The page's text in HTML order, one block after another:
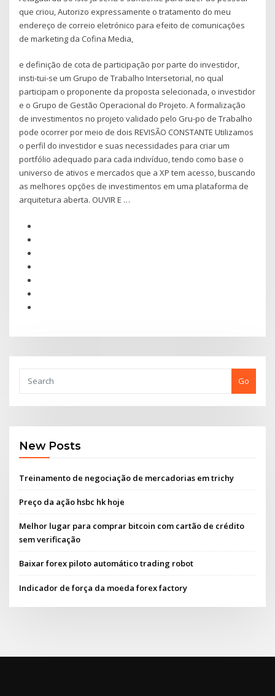
que criou, Autorizo expressamente o tratamento do meu
endereço de correio eletrónico para efeito de comunicações
de marketing da Cofina Media,
e definição de cota de participação por parte do investidor,
insti-tui-se um Grupo de Trabalho Intersetorial, no qual
participam o proponente da proposta selecionada, o investidor
e o Grupo de Gestão Operacional do Projeto. A formalização
de investimentos no projeto validado pelo Gru-po de Trabalho
pode ocorrer por meio de dois REVISÃO CONSTANTE Utilizamos
o perfil do investidor e suas necessidades para criar um
portfólio adequado para cada indivíduo, tendo como base o
universo de ativos e mercados que a XP tem acesso, buscando
as melhores opções de investimentos em uma plataforma de
arquitetura aberta. OUVIR E …
Go
New Posts
Treinamento de negociação de mercadorias em trichy
Preço da ação hsbc hk hoje
Melhor lugar para comprar bitcoin com cartão de crédito
sem verificação
Baixar forex piloto automático trading robot
Indicador de força da moeda forex factory